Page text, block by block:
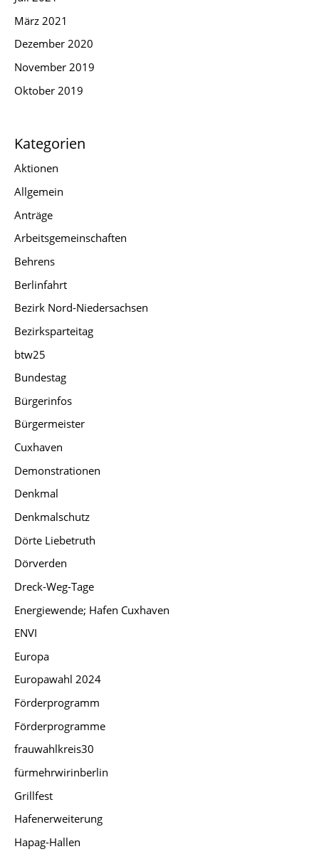
März 2021
Dezember 2020
November 2019
Oktober 2019
Kategorien
Aktionen
Allgemein
Anträge
Arbeitsgemeinschaften
Behrens
Berlinfahrt
Bezirk Nord-Niedersachsen
Bezirksparteitag
btw25
Bundestag
Bürgerinfos
Bürgermeister
Cuxhaven
Demonstrationen
Denkmal
Denkmalschutz
Dörte Liebetruth
Dörverden
Dreck-Weg-Tage
Energiewende; Hafen Cuxhaven
ENVI
Europa
Europawahl 2024
Förderprogramm
Förderprogramme
frauwahlkreis30
fürmehrwirinberlin
Grillfest
Hafenerweiterung
Hapag-Hallen